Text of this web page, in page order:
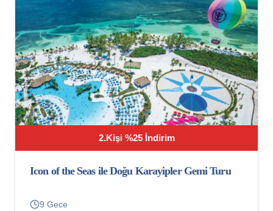
2.Kişi %25 İndirim
Icon of the Seas ile Doğu Karayipler Gemi Turu
9 Gece